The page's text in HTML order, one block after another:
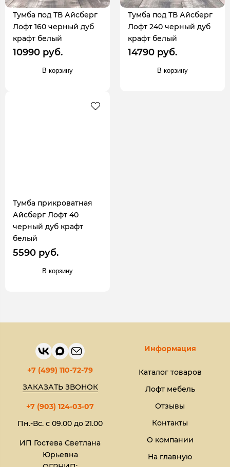
Тумба под ТВ Айсберг
Лофт 160 черный дуб
крафт белый
10990 руб.
В корзину
Тумба под ТВ Айсберг
Лофт 240 черный дуб
крафт белый
14790 руб.
В корзину
Тумба прикроватная
Айсберг Лофт 40
черный дуб крафт
белый
5590 руб.
В корзину
+7 (499) 110-72-79
ЗАКАЗАТЬ ЗВОНОК
+7 (903) 124-03-07
Пн.-Вс. с 09.00 до 21.00
ИП Гостева Светлана
Юрьевна​
Информация
Каталог товаров
Лофт мебель
Отзывы
Контакты
О компании
На главную